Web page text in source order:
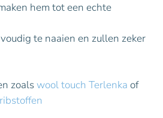
hem tot een echte
te naaien en zullen zeker
zoalswool touch Terlenka of
ribstoffen